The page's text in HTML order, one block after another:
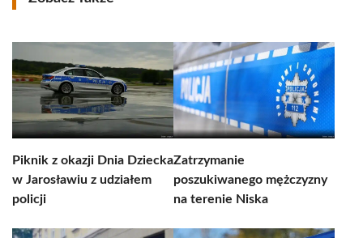
Piknik z okazji Dnia Dziecka
w Jarosławiu z udziałem
policji
Zatrzymanie
poszukiwanego mężczyzny
na terenie Niska